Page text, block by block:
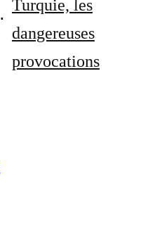
Turquie, les
dangereuses
provocations